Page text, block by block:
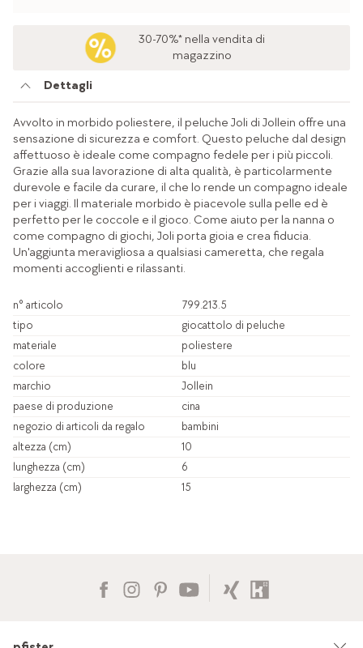
30-70%* nella vendita di
magazzino
Dettagli
Avvolto in morbido poliestere, il peluche Joli di Jollein offre una
sensazione di sicurezza e comfort. Questo peluche dal design
affettuoso è ideale come compagno fedele per i più piccoli.
Grazie alla sua lavorazione di alta qualità, è particolarmente
durevole e facile da curare, il che lo rende un compagno ideale
per i viaggi. Il materiale morbido è piacevole sulla pelle ed è
perfetto per le coccole e il gioco. Come aiuto per la nanna o
come compagno di giochi, Joli porta gioia e crea fiducia.
Un'aggiunta meravigliosa a qualsiasi cameretta, che regala
momenti accoglienti e rilassanti.
n° articolo
799.213.5
tipo
giocattolo di peluche
materiale
poliestere
colore
blu
marchio
Jollein
paese di produzione
cina
negozio di articoli da regalo
bambini
altezza (cm)
10
lunghezza (cm)
6
larghezza (cm)
15